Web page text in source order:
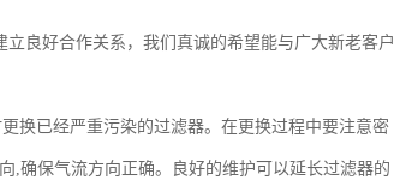
良好合作关系，我们真诚的希望能与广大新老客户
换已经严重污染的过滤器。在更换过程中要注意密
,确保气流方向正确。良好的维护可以延长过滤器的